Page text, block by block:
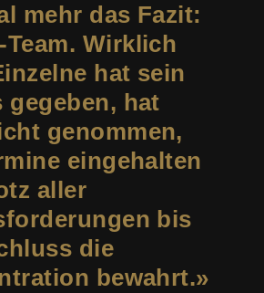
mehr das Fazit:
Team. Wirklich
hat sein
gegeben, hat
genommen,
eingehalten
aller
bis
die
bewahrt.